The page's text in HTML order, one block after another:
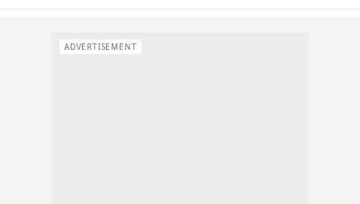
ADVERTISEMENT